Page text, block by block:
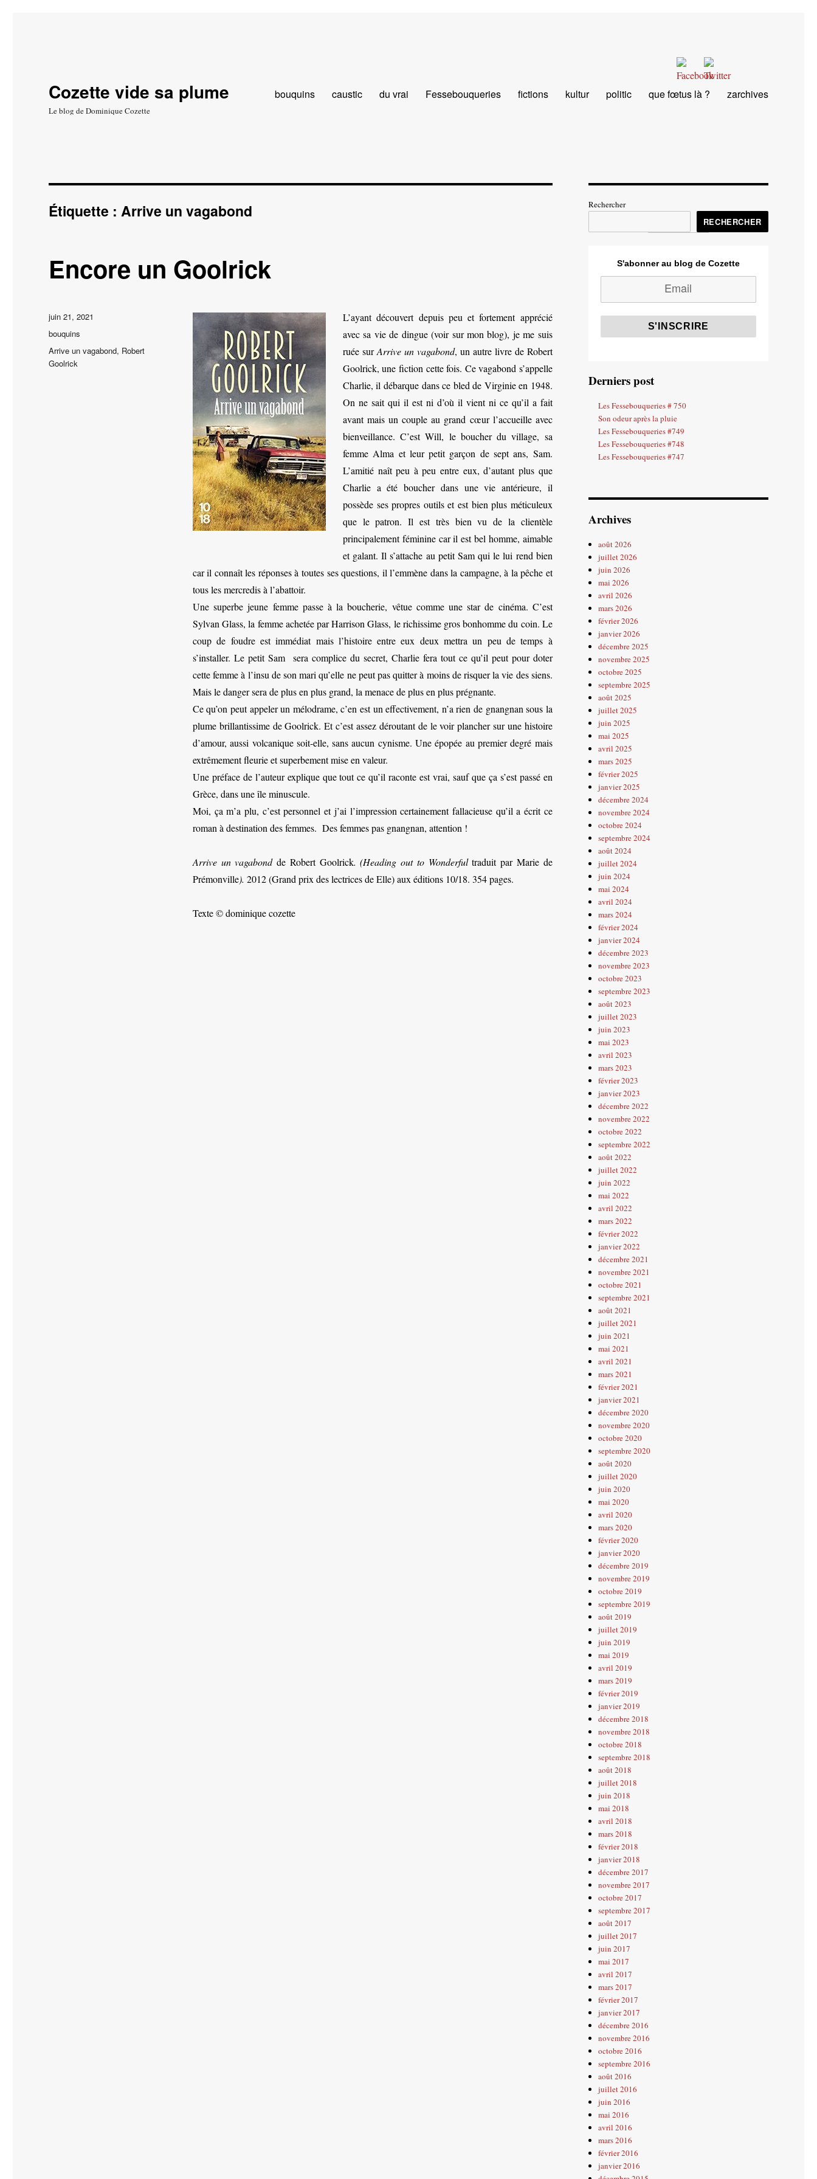
Cozette vide sa plume
Le blog de Dominique Cozette
bouquins caustic du vrai Fessebouqueries fictions kultur politic que fœtus là ? zarchives
Étiquette :Arrive un vagabond
Encore un Goolrick
L’ayant découvert depuis peu et fortement apprécié
avec sa vie de dingue (voir sur mon blog), je me suis
ruée surArrive un vagabond, un autre livre de Robert
Goolrick, une fiction cette fois. Ce vagabond s’appelle
Charlie, il débarque dans ce bled de Virginie en 1948.
On ne sait qui il est ni d’où il vient ni ce qu’il a fait
avant mais un couple au grand cœur l’accueille avec
bienveillance. C’est Will, le boucher du village, sa
femme Alma et leur petit garçon de sept ans, Sam.
L’amitié naît peu à peu entre eux, d’autant plus que
Charlie a été boucher dans une vie antérieure, il
possède ses propres outils et est bien plus méticuleux
que le patron. Il est très bien vu de la clientèle
principalement féminine car il est bel homme, aimable
et galant. Il s’attache au petit Sam qui le lui rend bien
car il connaît les réponses à toutes ses questions, il l’emmène dans la campagne, à la pêche et
tous les mercredis à l’abattoir.
Une superbe jeune femme passe à la boucherie, vêtue comme une star de cinéma. C’est
Sylvan Glass, la femme achetée par Harrison Glass, le richissime gros bonhomme du coin. Le
coup de foudre est immédiat mais l’histoire entre eux deux mettra un peu de temps à
s’installer. Le petit Sam sera complice du secret, Charlie fera tout ce qu’il peut pour doter
cette femme à l’insu de son mari qu’elle ne peut pas quitter à moins de risquer la vie des siens.
Mais le danger sera de plus en plus grand, la menace de plus en plus prégnante.
Ce qu’on peut appeler un mélodrame, c’en est un effectivement, n’a rien de gnangnan sous la
plume brillantissime de Goolrick. Et c’est assez déroutant de le voir plancher sur une histoire
d’amour, aussi volcanique soit-elle, sans aucun cynisme. Une épopée au premier degré mais
extrêmement fleurie et superbement mise en valeur.
Une préface de l’auteur explique que tout ce qu’il raconte est vrai, sauf que ça s’est passé en
Grèce, dans une île minuscule.
Moi, ça m’a plu, c’est personnel et j’ai l’impression certainement fallacieuse qu’il a écrit ce
roman à destination des femmes. Des femmes pas gnangnan, attention !
Arrive un vagabondde Robert Goolrick. (Heading out to Wonderfultraduit par Marie de
Prémonville). 2012 (Grand prix des lectrices de Elle) aux éditions 10/18. 354 pages.
Texte © dominique cozette
Publié
le
juin 21, 2021
Catégories
bouquins
Étiquettes
Arrive un vagabond, Robert
Goolrick
Rechercher
RECHERCHER
S'abonner au blog de Cozette
Derniers post
Les Fessebouqueries # 750
Son odeur après la pluie
Les Fessebouqueries #749
Les Fessebouqueries #748
Les Fessebouqueries #747
Archives
août 2026
juillet 2026
juin 2026
mai 2026
avril 2026
mars 2026
février 2026
janvier 2026
décembre 2025
novembre 2025
octobre 2025
septembre 2025
août 2025
juillet 2025
juin 2025
mai 2025
avril 2025
mars 2025
février 2025
janvier 2025
décembre 2024
novembre 2024
octobre 2024
septembre 2024
août 2024
juillet 2024
juin 2024
mai 2024
avril 2024
mars 2024
février 2024
janvier 2024
décembre 2023
novembre 2023
octobre 2023
septembre 2023
août 2023
juillet 2023
juin 2023
mai 2023
avril 2023
mars 2023
février 2023
janvier 2023
décembre 2022
novembre 2022
octobre 2022
septembre 2022
août 2022
juillet 2022
juin 2022
mai 2022
avril 2022
mars 2022
février 2022
janvier 2022
décembre 2021
novembre 2021
octobre 2021
septembre 2021
août 2021
juillet 2021
juin 2021
mai 2021
avril 2021
mars 2021
février 2021
janvier 2021
décembre 2020
novembre 2020
octobre 2020
septembre 2020
août 2020
juillet 2020
juin 2020
mai 2020
avril 2020
mars 2020
février 2020
janvier 2020
décembre 2019
novembre 2019
octobre 2019
septembre 2019
août 2019
juillet 2019
juin 2019
mai 2019
avril 2019
mars 2019
février 2019
janvier 2019
décembre 2018
novembre 2018
octobre 2018
septembre 2018
août 2018
juillet 2018
juin 2018
mai 2018
avril 2018
mars 2018
février 2018
janvier 2018
décembre 2017
novembre 2017
octobre 2017
septembre 2017
août 2017
juillet 2017
juin 2017
mai 2017
avril 2017
mars 2017
février 2017
janvier 2017
décembre 2016
novembre 2016
octobre 2016
septembre 2016
août 2016
juillet 2016
juin 2016
mai 2016
avril 2016
mars 2016
février 2016
janvier 2016